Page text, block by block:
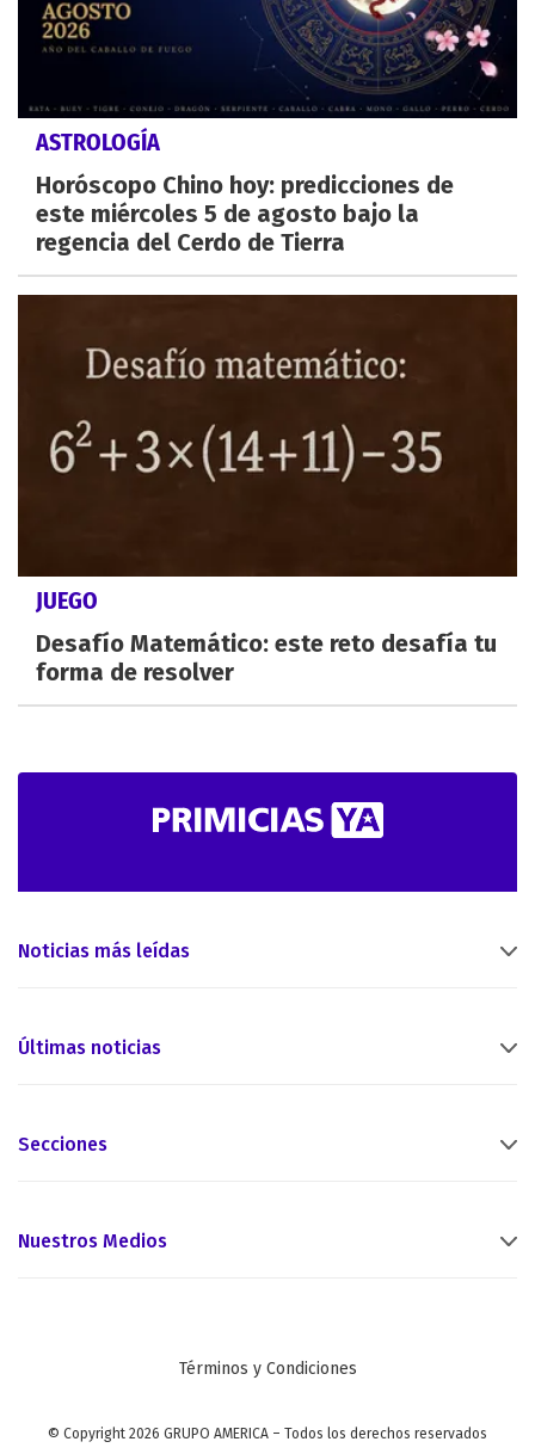
ASTROLOGÍA
Horóscopo Chino hoy: predicciones de
este miércoles 5 de agosto bajo la
regencia del Cerdo de Tierra
JUEGO
Desafío Matemático: este reto desafía tu
forma de resolver
Noticias más leídas
Últimas noticias
Secciones
Nuestros Medios
Términos y Condiciones
© Copyright 2026 GRUPO AMERICA – Todos los derechos reservados